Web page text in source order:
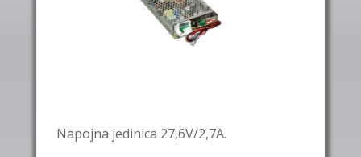
Napojna jedinica 27,6V/2,7A.